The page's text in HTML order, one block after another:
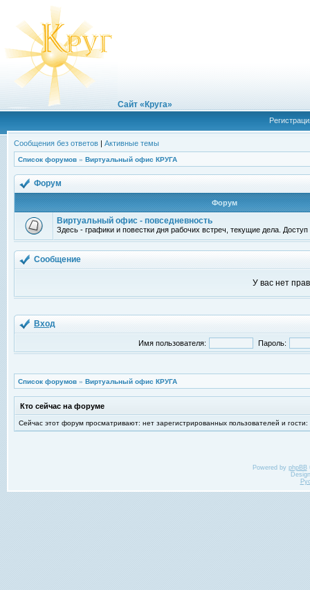
Сайт «Круга»
Сообщения без ответов | Активные темы
Список форумов » Виртуальный офис КРУГА
Форум
Форум
Виртуальный офис - повседневность
Здесь - графики и повестки дня рабочих встреч, текущие дела.
Сообщение
У вас нет
Вход
Имя пользователя: Пароль:
Список форумов » Виртуальный офис КРУГА
Кто сейчас на форуме
Сейчас этот форум просматривают: нет зарегистрированных пользователей и гости:
Powered by phpBB